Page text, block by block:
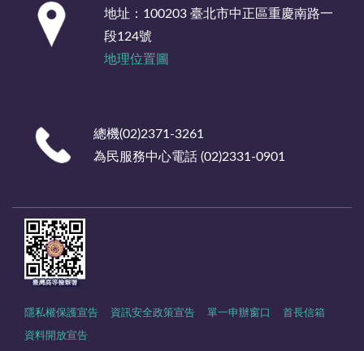
地址：100203 臺北市中正區重慶南路一
段124號
地理位置圖
總機(02)2371-3261
為民服務中心電話 (02)2331-0901
隱私權保護宣告 資訊安全政策宣告 單一申辦窗口 首長信箱
資料開放宣告